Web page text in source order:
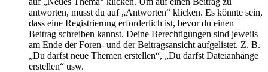
antworten, musst du auf „Antworten“ klicken. Es könnte sein,
dass eine Registrierung erforderlich ist, bevor du einen
Beitrag schreiben kannst. Deine Berechtigungen sind jeweils
am Ende der Foren- und der Beitragsansicht aufgelistet. Z. B.
„Du darfst neue Themen erstellen“, „Du darfst Dateianhänge
erstellen“ usw.